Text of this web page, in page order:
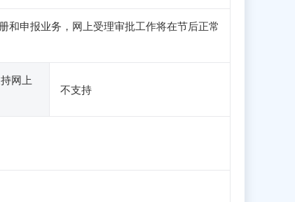
和申报业务，网上受理审批工作将在节后正常
网上
不支持